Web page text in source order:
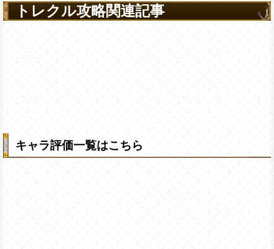
トレクル攻略関連記事
キャラ評価一覧はこちら